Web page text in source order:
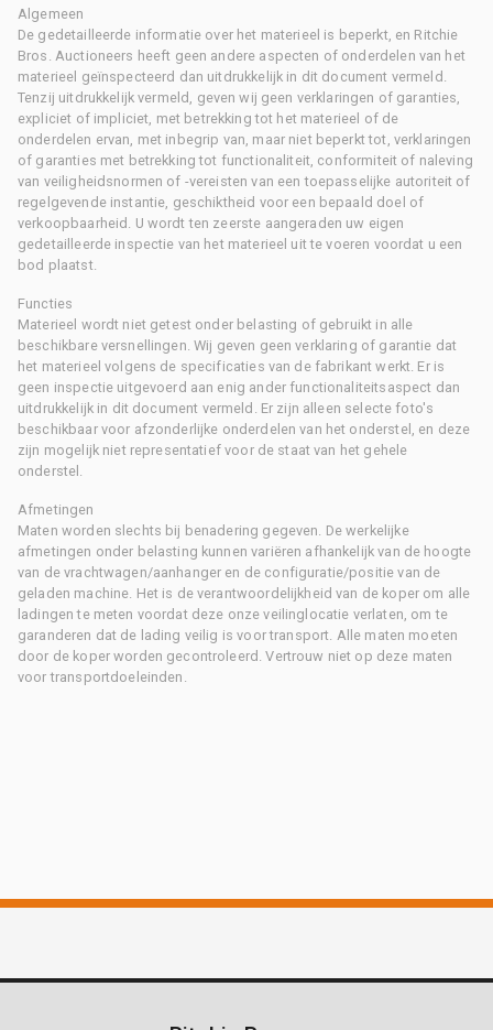
Algemeen
De gedetailleerde informatie over het materieel is beperkt, en Ritchie
Bros. Auctioneers heeft geen andere aspecten of onderdelen van het
materieel geïnspecteerd dan uitdrukkelijk in dit document vermeld.
Tenzij uitdrukkelijk vermeld, geven wij geen verklaringen of garanties,
expliciet of impliciet, met betrekking tot het materieel of de
onderdelen ervan, met inbegrip van, maar niet beperkt tot, verklaringen
of garanties met betrekking tot functionaliteit, conformiteit of naleving
van veiligheidsnormen of -vereisten van een toepasselijke autoriteit of
regelgevende instantie, geschiktheid voor een bepaald doel of
verkoopbaarheid. U wordt ten zeerste aangeraden uw eigen
gedetailleerde inspectie van het materieel uit te voeren voordat u een
bod plaatst.
Functies
Materieel wordt niet getest onder belasting of gebruikt in alle
beschikbare versnellingen. Wij geven geen verklaring of garantie dat
het materieel volgens de specificaties van de fabrikant werkt. Er is
geen inspectie uitgevoerd aan enig ander functionaliteitsaspect dan
uitdrukkelijk in dit document vermeld. Er zijn alleen selecte foto's
beschikbaar voor afzonderlijke onderdelen van het onderstel, en deze
zijn mogelijk niet representatief voor de staat van het gehele
onderstel.
Afmetingen
Maten worden slechts bij benadering gegeven. De werkelijke
afmetingen onder belasting kunnen variëren afhankelijk van de hoogte
van de vrachtwagen/aanhanger en de configuratie/positie van de
geladen machine. Het is de verantwoordelijkheid van de koper om alle
ladingen te meten voordat deze onze veilinglocatie verlaten, om te
garanderen dat de lading veilig is voor transport. Alle maten moeten
door de koper worden gecontroleerd. Vertrouw niet op deze maten
voor transportdoeleinden.